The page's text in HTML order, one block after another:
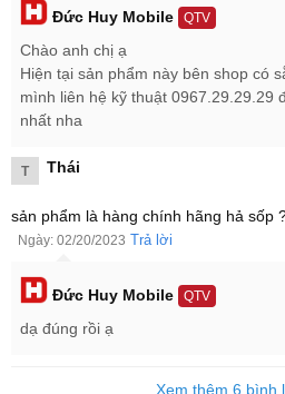
Đồng Hồ Thông Minh Mi Watch giá rẻ
Mobile với đủ máy like new và máy
sắc để quý khách lựa chọn. Ngoài
hàng, ship COD Mi Watch tận nơi
Đức Huy Mobile QTV
Chào anh chị ạ
Hiện tại sản phẩm này bên shop có
mình liên hệ kỹ thuật 0967.29.29.29
nhất nha
T Thái
sản phẩm là hàng chính hãng hả sốp
Ngày: 02/20/2023 Trả lời
Đức Huy Mobile QTV
dạ đúng rồi ạ
Xem thêm 6 bình